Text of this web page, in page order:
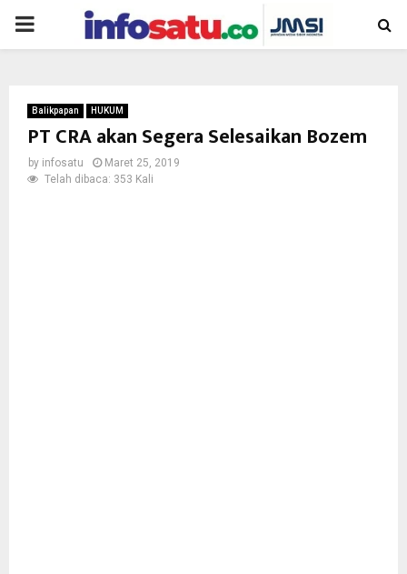
PRIMARY
Balikpapan HUKUM
PT CRA akan Segera Selesaikan Bozem
by infosatu
Maret 25, 2019
Telah dibaca: 353 Kali